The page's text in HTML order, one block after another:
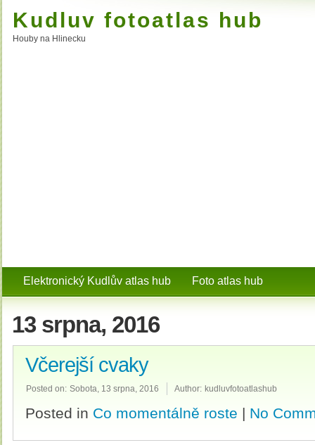
Kudluv fotoatlas hub
Houby na Hlinecku
Elektronický Kudlův atlas hub Foto atlas hub
13 srpna, 2016
Včerejší cvaky
Posted on: Sobota, 13 srpna, 2016 Author: kudluvfotoatlashub
Posted in Co momentálně roste | No